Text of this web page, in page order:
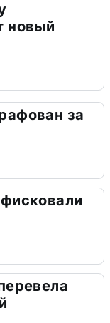
новый
за